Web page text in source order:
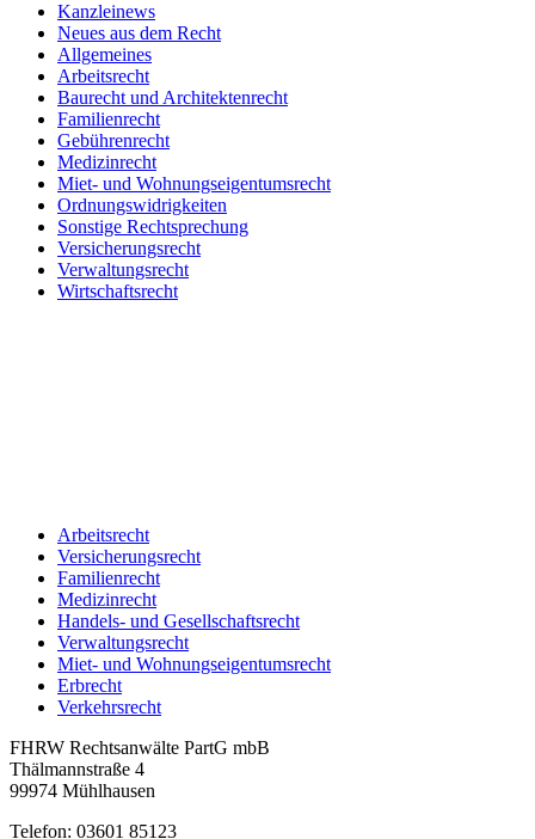
Kanzleinews
Neues aus dem Recht
Allgemeines
Arbeitsrecht
Baurecht und Architektenrecht
Familienrecht
Gebührenrecht
Medizinrecht
Miet- und Wohnungseigentumsrecht
Ordnungswidrigkeiten
Sonstige Rechtsprechung
Versicherungsrecht
Verwaltungsrecht
Wirtschaftsrecht
Arbeitsrecht
Versicherungsrecht
Familienrecht
Medizinrecht
Handels- und Gesellschaftsrecht
Verwaltungsrecht
Miet- und Wohnungseigentumsrecht
Erbrecht
Verkehrsrecht
FHRW Rechtsanwälte PartG mbB
Thälmannstraße 4
99974 Mühlhausen
Telefon: 03601 85123